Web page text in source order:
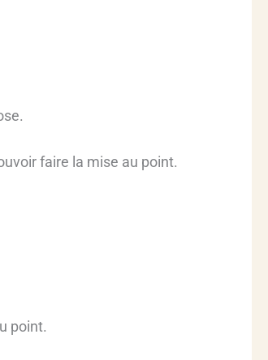
faire la mise au point.
point.